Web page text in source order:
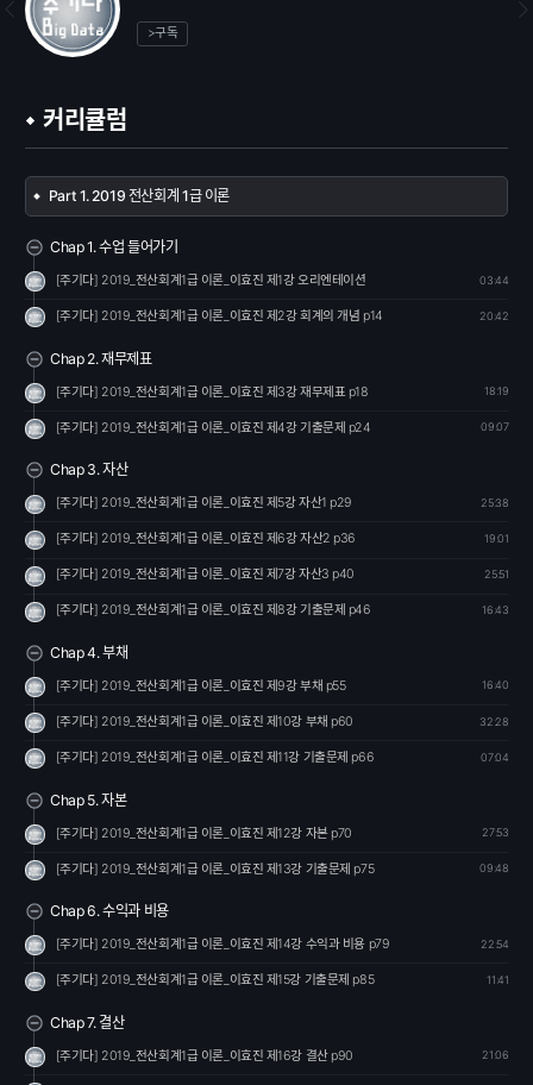
>구독
커리큘럼
Part 1. 2019 전산회계 1급 이론
Chap 1. 수업 들어가기
[주기다] 2019_전산회계1급 이론_이효진 제1강 오리엔테이션 03:44
[주기다] 2019_전산회계1급 이론_이효진 제2강 회계의 개념 p14 20:42
Chap 2. 재무제표
[주기다] 2019_전산회계1급 이론_이효진 제3강 재무제표 p18 18:19
[주기다] 2019_전산회계1급 이론_이효진 제4강 기출문제 p24 09:07
Chap 3. 자산
[주기다] 2019_전산회계1급 이론_이효진 제5강 자산1 p29 25:38
[주기다] 2019_전산회계1급 이론_이효진 제6강 자산2 p36 19:01
[주기다] 2019_전산회계1급 이론_이효진 제7강 자산3 p40 25:51
[주기다] 2019_전산회계1급 이론_이효진 제8강 기출문제 p46 16:43
Chap 4. 부채
[주기다] 2019_전산회계1급 이론_이효진 제9강 부채 p55 16:40
[주기다] 2019_전산회계1급 이론_이효진 제10강 부채 p60 32:28
[주기다] 2019_전산회계1급 이론_이효진 제11강 기출문제 p66 07:04
Chap 5. 자본
[주기다] 2019_전산회계1급 이론_이효진 제12강 자본 p70 27:53
[주기다] 2019_전산회계1급 이론_이효진 제13강 기출문제 p75 09:48
Chap 6. 수익과 비용
[주기다] 2019_전산회계1급 이론_이효진 제14강 수익과 비용 p79 22:54
[주기다] 2019_전산회계1급 이론_이효진 제15강 기출문제 p85 11:41
Chap 7. 결산
[주기다] 2019_전산회계1급 이론_이효진 제16강 결산 p90 21:06